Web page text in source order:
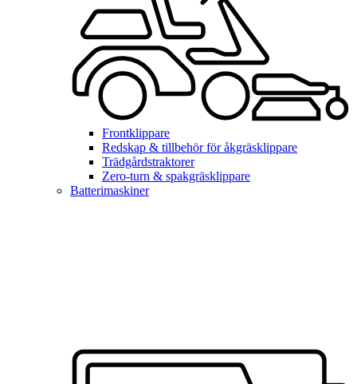
Frontklippare
Redskap & tillbehör för åkgräsklippare
Trädgårdstraktorer
Zero-turn & spakgräsklippare
Batterimaskiner